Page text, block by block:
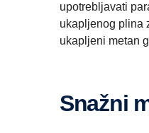
upotrebljavati
ukapljenog plina
ukapljeni metan
Snažni